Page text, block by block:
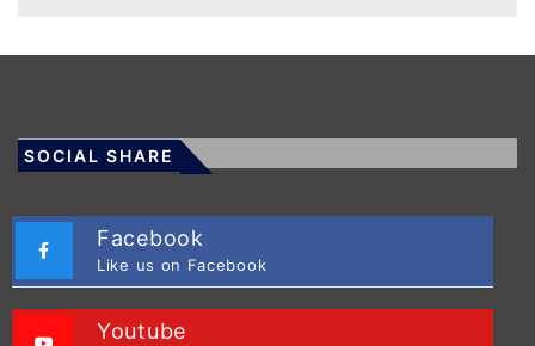
SOCIAL SHARE
Facebook
Like us on Facebook
Youtube